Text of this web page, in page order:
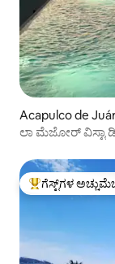
Acapulco de
ಲಾ ಮೆಜೋರ್ ವಿಸ್ಟಾ
ಗೆಸ್ಟ್‌ಗಳಿಗೆ ಅತಿ ಹೆಚ್ಚು
ಗೆಸ್ಟ್‌ಗಳ